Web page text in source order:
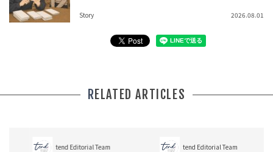
Story 2026.08.01
RELATED ARTICLES
tend Editorial Team tend Editorial Team